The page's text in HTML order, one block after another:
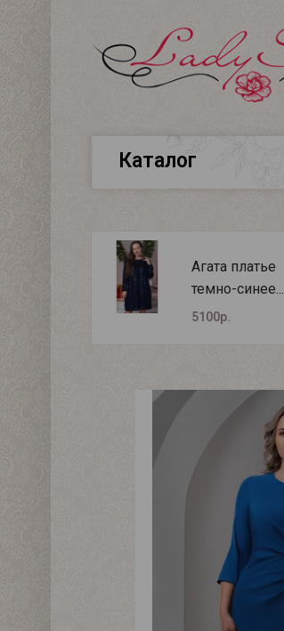
Каталог
Агата платье
темно-синее...
5100р.